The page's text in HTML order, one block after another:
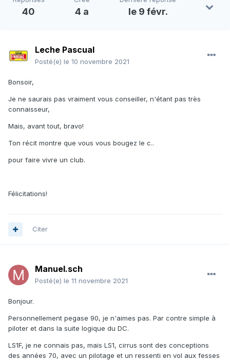
40 4 a le 9 févr.
Leche Pascual
Posté(e) le 10 novembre 2021
Bonsoir,
Je ne saurais pas vraiment vous conseiller, n'étant pas très
connaisseur,
Mais, avant tout, bravo!
Ton récit montre que vous vous bougez le c..
pour faire vivre un club.
Félicitations!
Citer
Manuel.sch
Posté(e) le 11 novembre 2021
Bonjour.
Personnellement pegase 90, je n'aimes pas. Par contre simple à
piloter et dans la suite logique du DC.
LS1F, je ne connais pas, mais LS1, cirrus sont des conceptions
des années 70, avec un pilotage et un ressenti en vol aux fesses